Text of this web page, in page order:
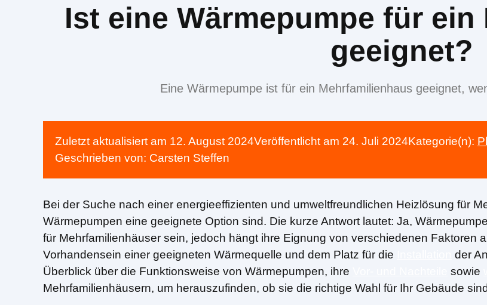
Ist eine Wärmepumpe für
geeignet?
Eine Wärmepumpe ist für ein Mehrfamilienhaus geeignet,
Zuletzt aktualisiert am 12. August 2024Veröffentlicht am 24. Juli 2024Kategorie(n):
Geschrieben von: Carsten Steffen
Bei der Suche nach einer energieeffizienten und umweltfreundlichen Heizlösung für
Wärmepumpen eine geeignete Option sind. Die kurze Antwort lautet: Ja,
für Mehrfamilienhäuser sein, jedoch hängt ihre Eignung von verschiedenen Faktoren
Vorhandensein einer geeigneten Wärmequelle und dem Platz für die
der
Überblick über die Funktionsweise von Wärmepumpen, ihre
sowie
Mehrfamilienhäusern, um herauszufinden, ob sie die richtige Wahl für Ihr Gebäude